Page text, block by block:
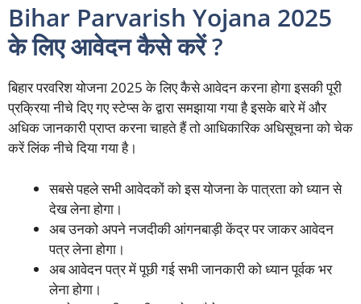
Bihar Parvarish Yojana 2025
के लिए आवेदन कैसे करें ?
बिहार परवरिश योजना 2025 के लिए कैसे आवेदन करना होगा इसकी पूरी
प्रक्रिया नीचे दिए गए स्टेप्स के द्वारा समझाया गया है इसके बारे में और
अधिक जानकारी प्राप्त करना चाहते हैं तो आधिकारिक अधिसूचना को चेक
करें लिंक नीचे दिया गया है।
सबसे पहले सभी आवेदकों को इस योजना के पात्रता को ध्यान से
देख लेना होगा।
अब उनको अपने नजदीकी आंगनबाड़ी केंद्र पर जाकर आवेदन
पत्र लेना होगा।
अब आवेदन पत्र में पूछी गई सभी जानकारी को ध्यान पूर्वक भर
लेना होगा।